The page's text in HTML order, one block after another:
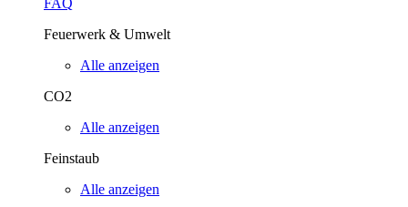
FAQ
Feuerwerk & Umwelt
Alle anzeigen
CO2
Alle anzeigen
Feinstaub
Alle anzeigen